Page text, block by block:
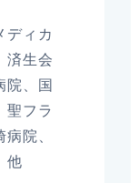
ディカ
済生会
院、国
聖フラ
院、
他